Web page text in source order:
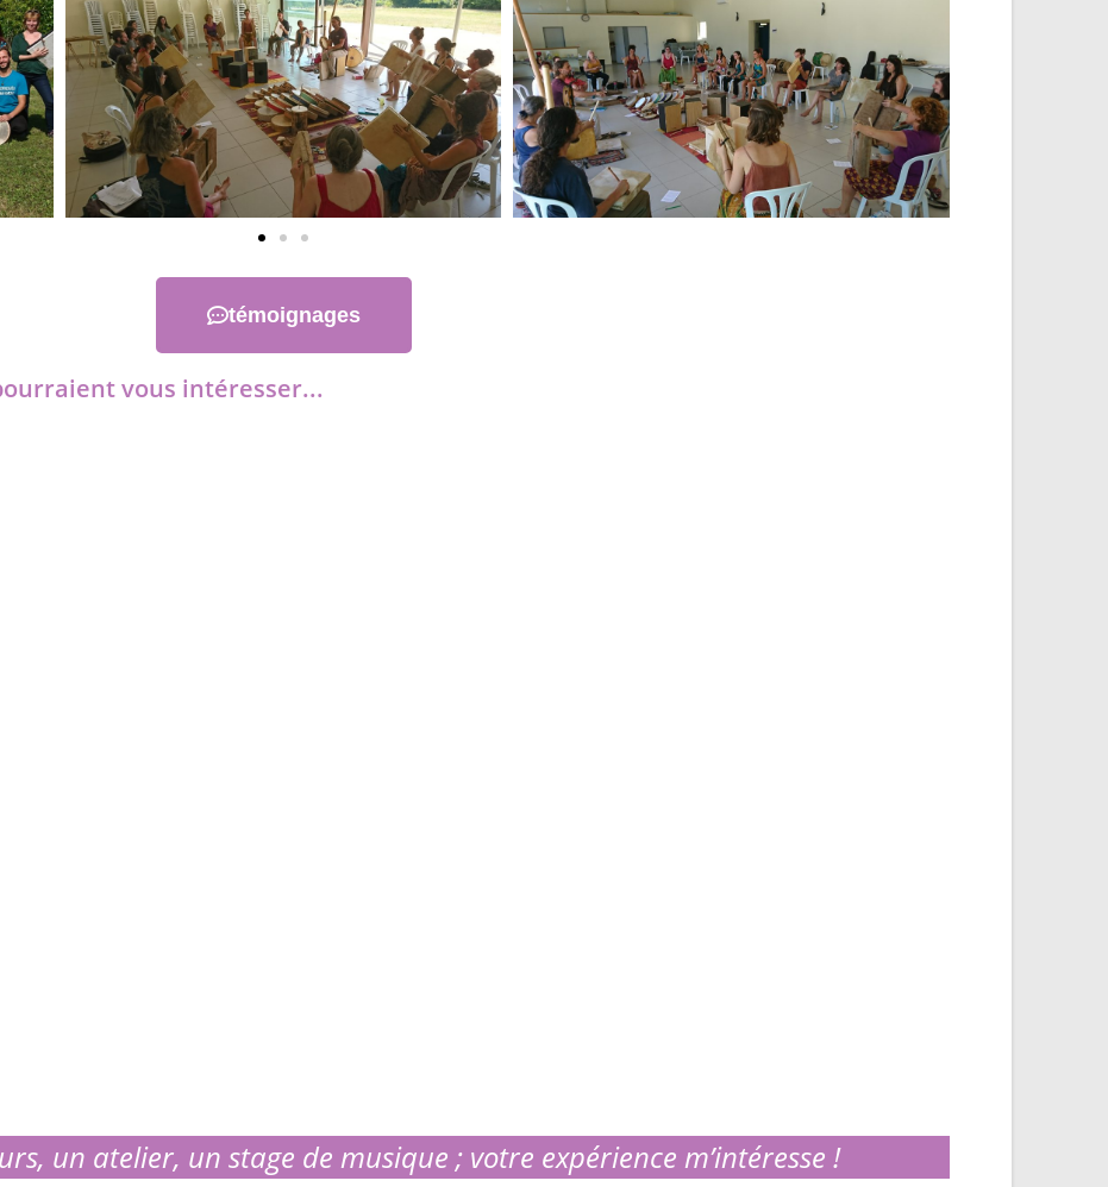
témoignages
vous intéresser...
un atelier, un stage de musique ; votre expérience m’intéresse !